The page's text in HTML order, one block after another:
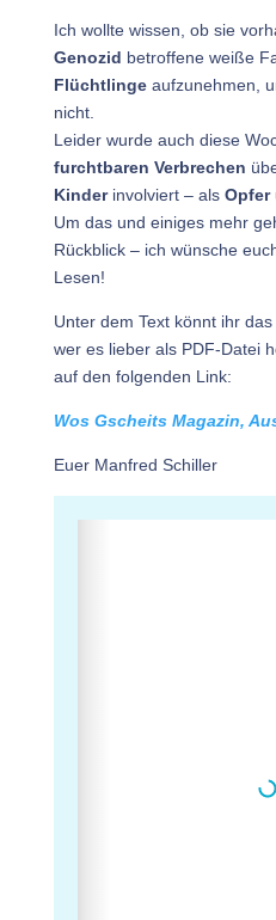
Ich wollte wissen, ob sie
Genozid betroffene weiße
Flüchtlinge aufzunehmen,
nicht.
Leider wurde auch diese
furchtbaren Verbrechen
Kinderinvolviert – als Opfer
Um das und einiges mehr
Rückblick – ich wünsche
Lesen!
Unter dem Text könnt ihr
wer es lieber als PDF-Datei
auf den folgenden Link:
Wos Gscheits Magazin,
Euer Manfred Schiller